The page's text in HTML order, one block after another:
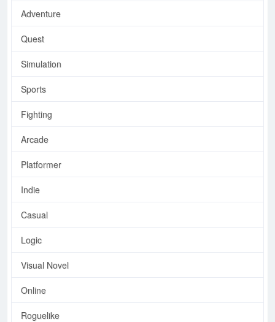
Adventure
Quest
Simulation
Sports
Fighting
Arcade
Platformer
Indie
Casual
Logic
Visual Novel
Online
Roguelike